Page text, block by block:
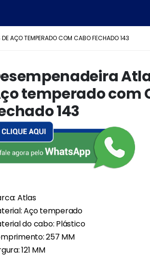
DE AÇO TEMPERADO COM CABO FECHADO 143
temperado com
143
Atlas
Aço temperado
do cabo: Plástico
257 MM
121 MM